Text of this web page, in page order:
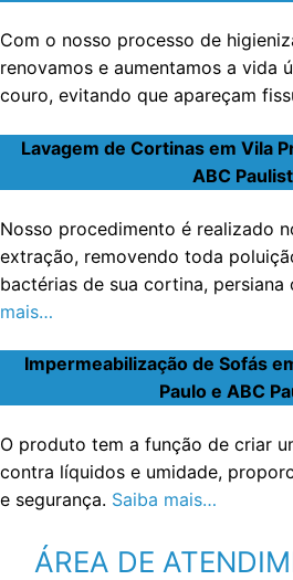
Com o nosso processo de
renovamos e aumentamos a vida
couro, evitando que apareçam
Lavagem de Cortinas em Vila
ABC
Nosso procedimento é realizado
extração, removendo toda
bactérias de sua cortina, persiana
mais…
Impermeabilização de Sofás
Paulo e ABC
O produto tem a função de criar
contra líquidos e umidade,
e segurança. Saiba mais…
ÁREA DE